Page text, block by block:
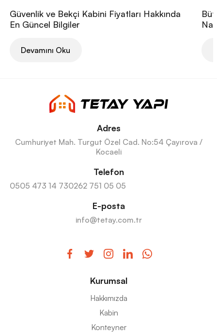
Güvenlik ve Bekçi Kabini Fiyatları Hakkında
En Güncel Bilgiler
Devamını Oku
Adres
Cumhuriyet Mah. Turgut Özel Cad. No:54 Çayırova /
Kocaeli
Telefon
0505 473 14 730262 751 05 05
E-posta
info@tetay.com.tr
Kurumsal
Hakkımızda
Kabin
Konteyner